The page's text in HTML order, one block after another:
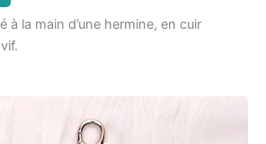
à la main d’une hermine, en cuir